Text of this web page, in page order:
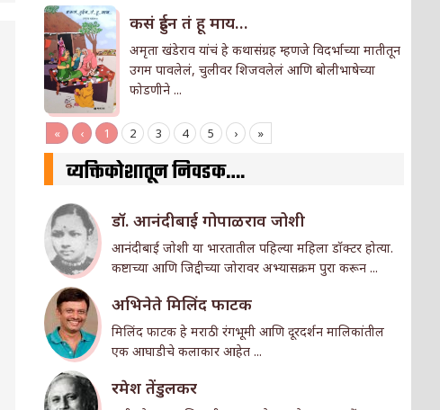
कसं हुईन तं हू माय…
अमृता खंडेराव यांचं हे कथासंग्रह म्हणजे विदर्भाच्या मातीतून
उगम पावलेलं, चुलीवर शिजवलेलं आणि बोलीभाषेच्या
फोडणीने ...
« ‹ 1 2 3 4 5 › »
व्यक्तिकोशातून निवडक….
डॉ. आनंदीबाई गोपाळराव जोशी
आनंदीबाई जोशी या भारतातील पहिल्या महिला डॉक्टर होत्या.
कष्टाच्या आणि जिद्दीच्या जोरावर अभ्यासक्रम पुरा करून ...
अभिनेते मिलिंद फाटक
मिलिंद फाटक हे मराठी रंगभूमी आणि दूरदर्शन मालिकांतील
एक आघाडीचे कलाकार आहेत ...
रमेश तेंडुलकर